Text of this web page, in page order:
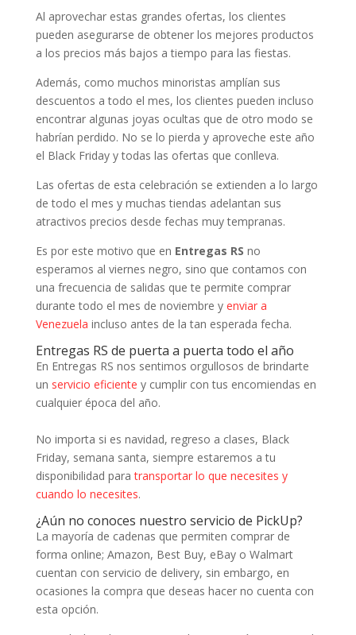
Al aprovechar estas grandes ofertas, los clientes
pueden asegurarse de obtener los mejores productos
a los precios más bajos a tiempo para las fiestas.
Además, como muchos minoristas amplían sus
descuentos a todo el mes, los clientes pueden incluso
encontrar algunas joyas ocultas que de otro modo se
habrían perdido. No se lo pierda y aproveche este año
el Black Friday y todas las ofertas que conlleva.
Las ofertas de esta celebración se extienden a lo largo
de todo el mes y muchas tiendas adelantan sus
atractivos precios desde fechas muy tempranas.
Es por este motivo que en Entregas RS no
esperamos al viernes negro, sino que contamos con
una frecuencia de salidas que te permite comprar
durante todo el mes de noviembre y enviar a
Venezuela incluso antes de la tan esperada fecha.
Entregas RS de puerta a puerta todo el año
En Entregas RS nos sentimos orgullosos de brindarte
un servicio eficiente y cumplir con tus encomiendas en
cualquier época del año.
No importa si es navidad, regreso a clases, Black
Friday, semana santa, siempre estaremos a tu
disponibilidad paratransportar lo que necesites y
cuando lo necesites.
¿Aún no conoces nuestro servicio de PickUp?
La mayoría de cadenas que permiten comprar de
forma online; Amazon, Best Buy, eBay o Walmart
cuentan con servicio de delivery, sin embargo, en
ocasiones la compra que deseas hacer no cuenta con
esta opción.